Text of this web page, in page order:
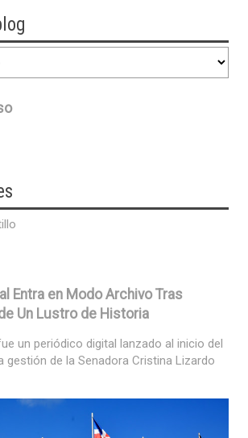
Entra en Modo Archivo Tras
Un Lustro de Historia
un periódico digital lanzado al inicio del
gestión de la Senadora Cristina Lizardo